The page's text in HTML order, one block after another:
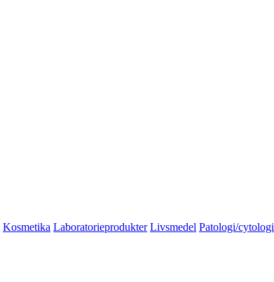
Kosmetika Laboratorieprodukter Livsmedel Patologi/cytologi